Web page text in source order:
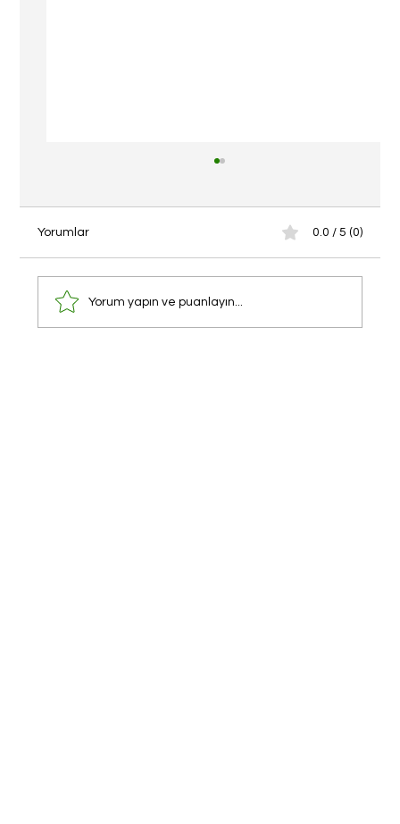
Yorumlar 0.0 / 5 (0)
Yorum yapın ve puanlayın...